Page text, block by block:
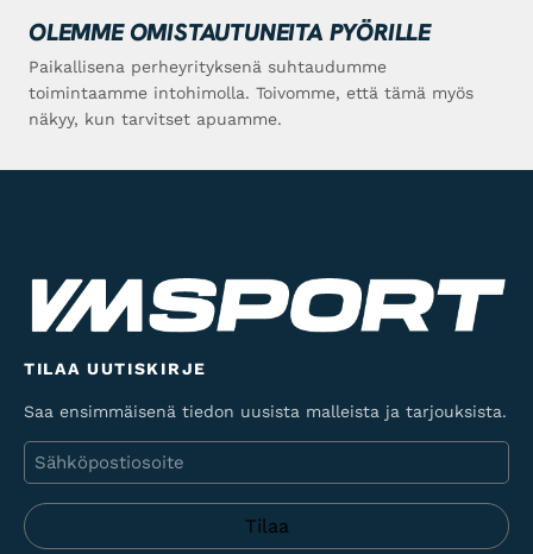
OLEMME OMISTAUTUNEITA PYÖRILLE
Paikallisena perheyrityksenä suhtaudumme
toimintaamme intohimolla. Toivomme, että tämä myös
näkyy, kun tarvitset apuamme.
TILAA UUTISKIRJE
Saa ensimmäisenä tiedon uusista malleista ja tarjouksista.
Sähköposti